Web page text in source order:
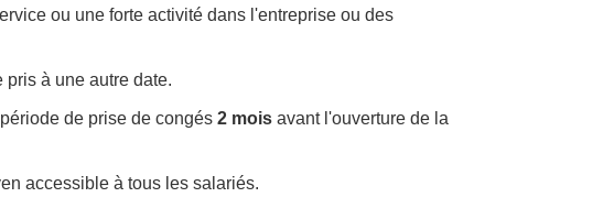
ou une forte activité dans l'entreprise ou des
pris à une autre date.
de prise de congés 2 moisavant l'ouverture de la
accessible à tous les salariés.